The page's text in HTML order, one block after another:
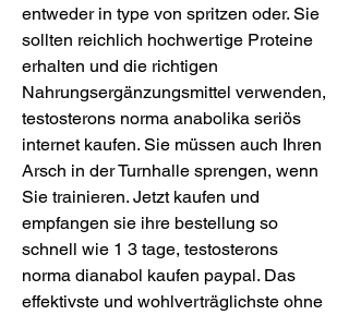
entweder in type von spritzen oder. Sie
sollten reichlich hochwertige Proteine
erhalten und die richtigen
Nahrungsergänzungsmittel verwenden,
testosterons norma anabolika seriös
internet kaufen. Sie müssen auch Ihren
Arsch in der Turnhalle sprengen, wenn
Sie trainieren. Jetzt kaufen und
empfangen sie ihre bestellung so
schnell wie 1 3 tage, testosterons
norma dianabol kaufen paypal. Das
effektivste und wohlverträglichste ohne